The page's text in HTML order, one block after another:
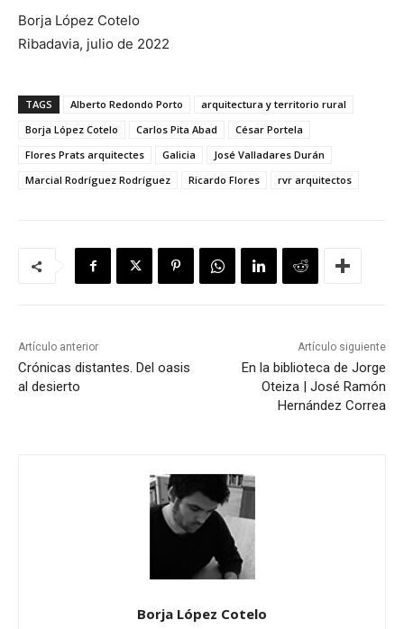
Borja López Cotelo
Ribadavia, julio de 2022
TAGS Alberto Redondo Porto
arquitectura y territorio rural
Borja López Cotelo
Carlos Pita Abad
César Portela
Flores Prats arquitectes
Galicia
José Valladares Durán
Marcial Rodríguez Rodríguez
Ricardo Flores rvr arquitectos
Artículo anterior
Crónicas distantes. Del oasis
al desierto
Artículo siguiente
En la biblioteca de Jorge
Oteiza | José Ramón
Hernández Correa
Borja López Cotelo